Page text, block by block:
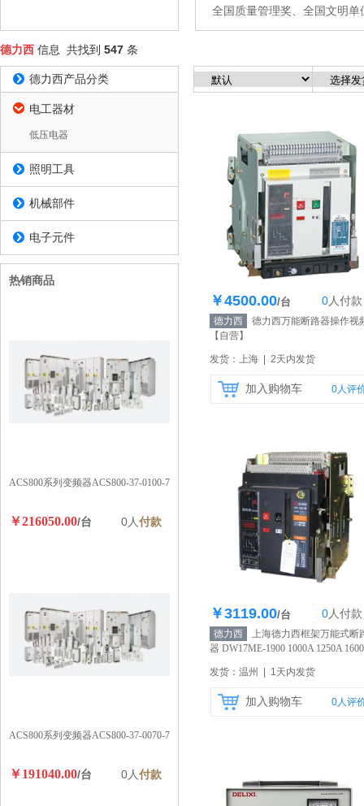
全国质量管理奖、全国文明
题，拥有全国同行生产企业
会对接任务贡献单位”。德力
等事业，获得了中华慈善突出
德力西 信息 共找到 547 条
库存100个
￥4500.00/台 0人付款
德力西
德力西万能断路器操作视
【自营】
发货：上海 | 2天内发货
加入购物车 0人评
库存100个
￥3119.00/台 0人付款
德力西
上海德力西框架万能式断
器 DW17ME-1900 1000A 1250A
发货：温州 | 1天内发货
加入购物车 0人评
德力西产品分类
电工器材
低压电器
照明工具
机械部件
电子元件
热销商品
ACS800系列变频器ACS800-37-0100-7
￥216050.00/台 0人付款
ACS800系列变频器ACS800-37-0070-7
￥191040.00/台 0人付款